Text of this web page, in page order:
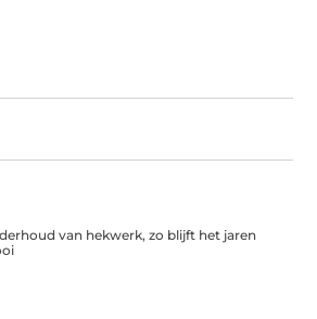
van hekwerk, zo blijft het jaren